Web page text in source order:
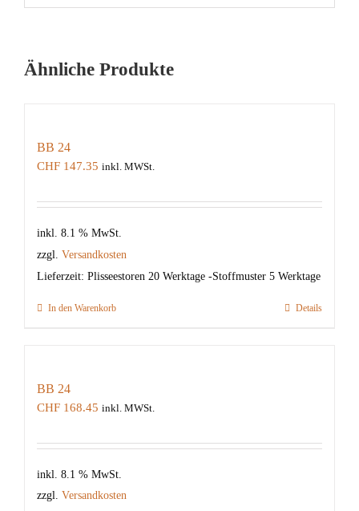
Ähnliche Produkte
BB 24
CHF 147.35 inkl. MWSt.
inkl. 8.1 % MwSt.
zzgl. Versandkosten
Lieferzeit: Plisseestoren 20 Werktage -Stoffmuster 5 Werktage
In den Warenkorb Details
BB 24
CHF 168.45 inkl. MWSt.
inkl. 8.1 % MwSt.
zzgl. Versandkosten